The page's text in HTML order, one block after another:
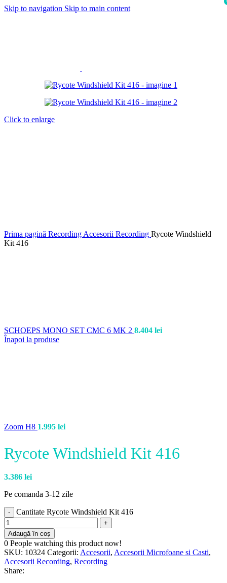
Skip to navigation Skip to main content
Click to enlarge
Prima pagină Recording Accesorii Recording Rycote Windshield
Kit 416
SCHOEPS MONO SET CMC 6 MK 2 8.404 lei
Înapoi la produse
Zoom H8 1.995 lei
Rycote Windshield Kit 416
3.386 lei
Pe comanda 3-12 zile
Cantitate Rycote Windshield Kit 416
Adaugă în coș
0 People watching this product now!
SKU: 10324 Categorii: Accesorii, Accesorii Microfoane si Casti,
Accesorii Recording, Recording
Share: